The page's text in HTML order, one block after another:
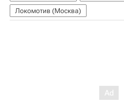
Локомотив (Москва)